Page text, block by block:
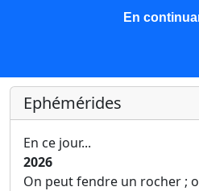
Les nouvelles
Ephémérides
En ce jour...
2026
On peut fendre un rocher ;
En